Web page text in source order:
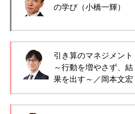
の学び（小橋一輝）
引き算のマネジメント
～行動を増やさず、結
果を出す～／岡本文宏